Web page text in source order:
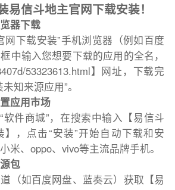
易信斗地主官网下载安装！
器下载
网下载安装”手机浏览器（例如百度
中输入您想要下载的应用的全名，
53323613.html】网址，下载完
知来源应用”。
应用市场
软件商城”，在搜索中输入【易信斗
，点击“安装”开始自动下载和安
米、oppo、vivo等主流品牌手机。
包
（如百度网盘、蓝奏云）获取【易